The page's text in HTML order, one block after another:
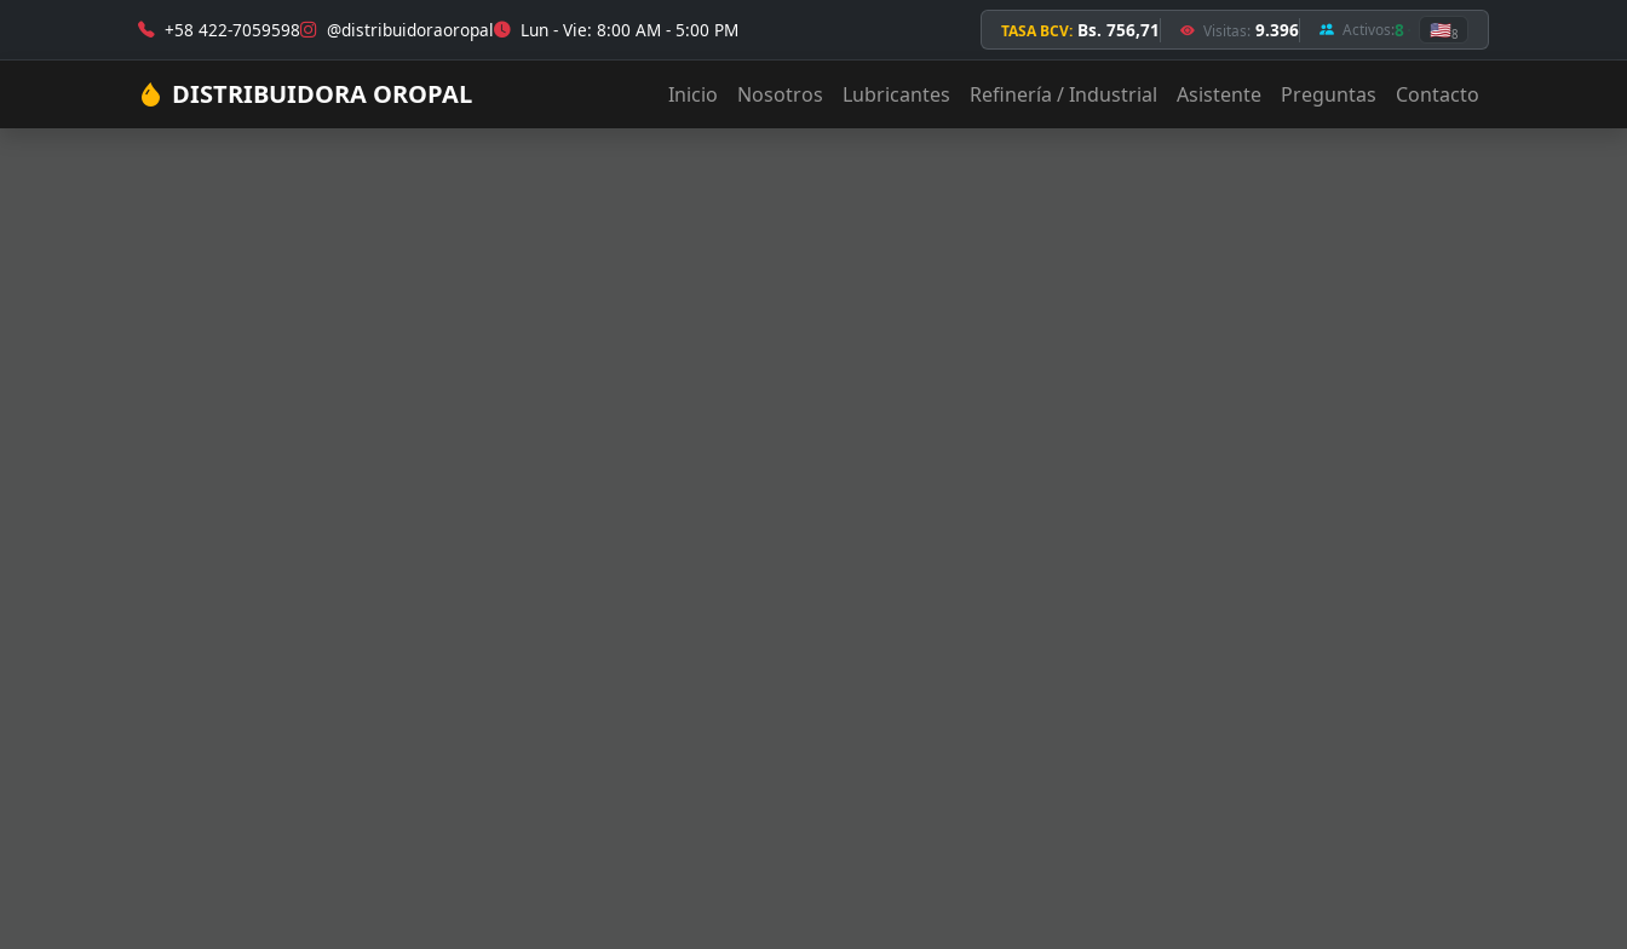
+58 422-7059598 @distribuidoraoropal Lun - Vie: 8:00 AM - 5:00 PM TASA BCV: Bs. 756,71 Visitas: 9.396 Activos:8 🇺🇸8
DISTRIBUIDORA OROPAL Inicio Nosotros Lubricantes Refinería / Industrial Asistente Preguntas Contacto